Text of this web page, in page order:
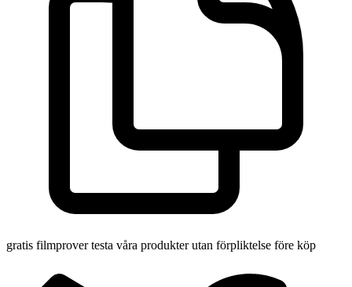
gratis filmprover testa våra produkter utan förpliktelse före köp